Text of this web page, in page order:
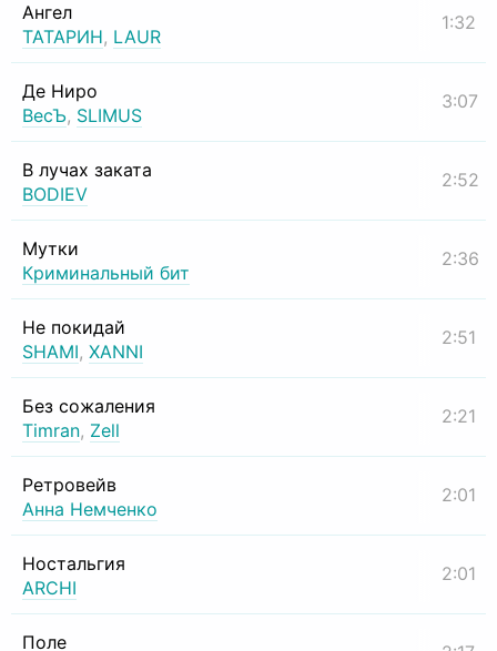
Ангел
ТАТАРИН, LAUR
1:32
Де Ниро
ВесЪ, SLIMUS
3:07
В лучах заката
BODIEV
2:52
Мутки
Криминальный бит
2:36
Не покидай
SHAMI, XANNI
2:51
Без сожаления
Timran, Zell
2:21
Ретровейв
Анна Немченко
2:01
Ностальгия
ARCHI
2:01
Поле